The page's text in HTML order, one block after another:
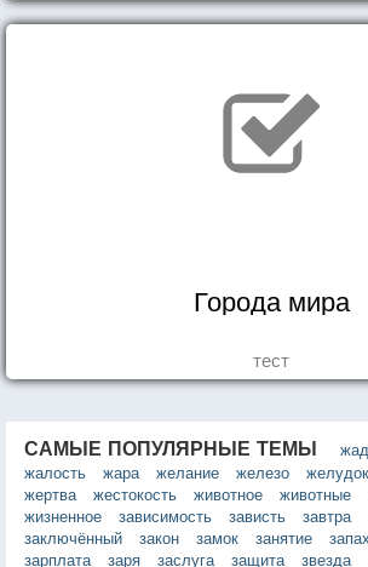
Города мира
тест
САМЫЕ ПОПУЛЯРНЫЕ ТЕМЫ
жалость
жара желание железо желудок
жертва
жестокость животное животные
жизненное
зависимость зависть завтра
заключённый
закон замок занятие запах
зарплата
заря заслуга защита звезда